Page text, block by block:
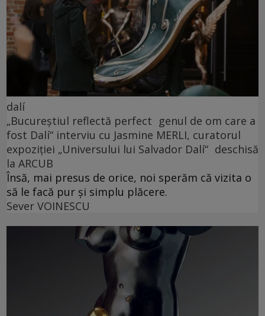
dalí
„Bucureștiul reflectă perfect genul de om care a
fost Dalí“ interviu cu Jasmine MERLI, curatorul
expoziției „Universului lui Salvador Dalí“ deschisă
la ARCUB
Însă, mai presus de orice, noi sperăm că vizita o
să le facă pur și simplu plăcere.
Sever VOINESCU